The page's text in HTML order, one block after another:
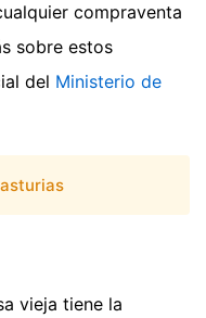
compraventa
sobre estos
del Ministerio de
vieja tiene la